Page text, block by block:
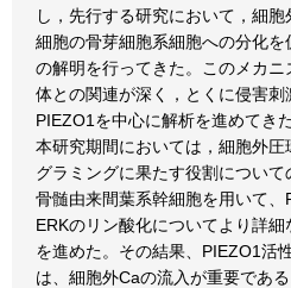
し，先行する研究において，細
細胞の骨芽細胞系細胞への分化
の解明を行ってきた。このメカ
体との関連が深く，とくに侵害
PIEZO1を中心に解析を進めてきた
本研究期間においては，細胞外圧
グラミングに果たす役割について
骨髄由来間葉系幹細胞を用いて
ERKのリン酸化についてより詳
を進めた。その結果、PIEZO1活
は、細胞外Caの流入が重要であ